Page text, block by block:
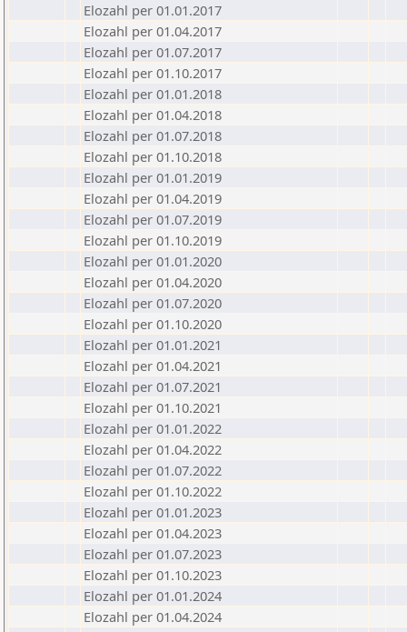
Elozahl per 01.01.2017
Elozahl per 01.04.2017
Elozahl per 01.07.2017
Elozahl per 01.10.2017
Elozahl per 01.01.2018
Elozahl per 01.04.2018
Elozahl per 01.07.2018
Elozahl per 01.10.2018
Elozahl per 01.01.2019
Elozahl per 01.04.2019
Elozahl per 01.07.2019
Elozahl per 01.10.2019
Elozahl per 01.01.2020
Elozahl per 01.04.2020
Elozahl per 01.07.2020
Elozahl per 01.10.2020
Elozahl per 01.01.2021
Elozahl per 01.04.2021
Elozahl per 01.07.2021
Elozahl per 01.10.2021
Elozahl per 01.01.2022
Elozahl per 01.04.2022
Elozahl per 01.07.2022
Elozahl per 01.10.2022
Elozahl per 01.01.2023
Elozahl per 01.04.2023
Elozahl per 01.07.2023
Elozahl per 01.10.2023
Elozahl per 01.01.2024
Elozahl per 01.04.2024